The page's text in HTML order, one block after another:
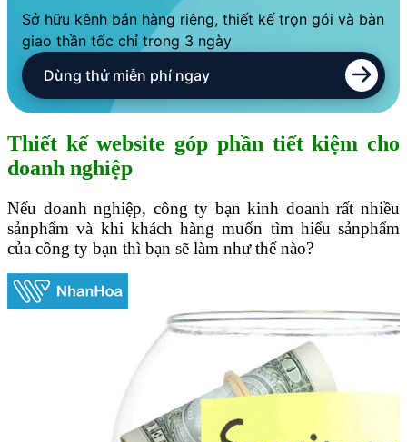
Sở hữu kênh bán hàng riêng, thiết kế trọn gói và bàn
giao thần tốc chỉ trong 3 ngày
Dùng thử miễn phí ngay
Thiết kế website góp phần tiết kiệm cho
doanh nghiệp
Nếu doanh nghiệp, công ty bạn kinh doanh rất nhiều
sảnphẩm và khi khách hàng muốn tìm hiểu sảnphẩm
của công ty bạn thì bạn sẽ làm như thế nào?